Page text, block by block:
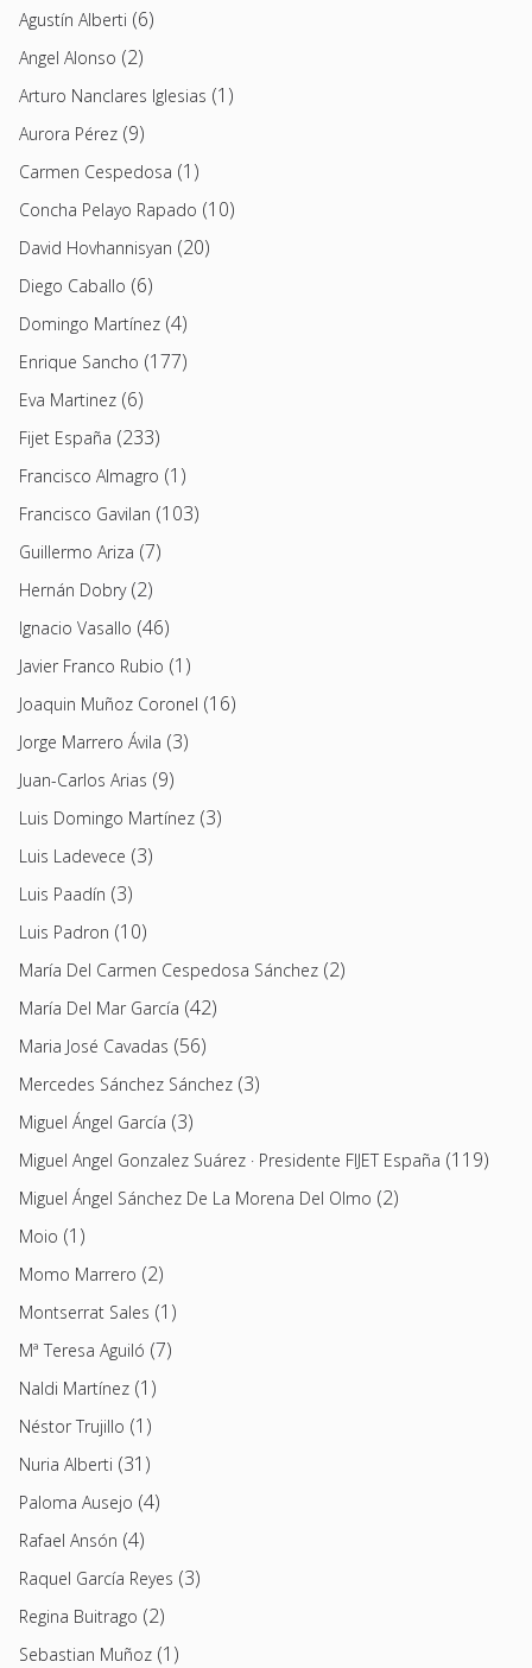
Agustín Alberti (6)
Angel Alonso (2)
Arturo Nanclares Iglesias (1)
Aurora Pérez (9)
Carmen Cespedosa (1)
Concha Pelayo Rapado (10)
David Hovhannisyan (20)
Diego Caballo (6)
Domingo Martínez (4)
Enrique Sancho (177)
Eva Martinez (6)
Fijet España (233)
Francisco Almagro (1)
Francisco Gavilan (103)
Guillermo Ariza (7)
Hernán Dobry(2)
Ignacio Vasallo (46)
Javier Franco Rubio (1)
Joaquin Muñoz Coronel (16)
Jorge Marrero Ávila (3)
Juan-Carlos Arias (9)
Luis Domingo Martínez (3)
Luis Ladevece (3)
Luis Paadín (3)
Luis Padron (10)
María Del Carmen Cespedosa Sánchez (2)
María Del Mar García (42)
Maria José Cavadas (56)
Mercedes Sánchez Sánchez (3)
Miguel Ángel García (3)
Miguel Angel Gonzalez Suárez · Presidente FIJET España (119)
Miguel Ángel Sánchez De La Morena Del Olmo (2)
Moio (1)
Momo Marrero (2)
Montserrat Sales (1)
Mª Teresa Aguiló (7)
Naldi Martínez (1)
Néstor Trujillo (1)
Nuria Alberti (31)
Paloma Ausejo (4)
Rafael Ansón (4)
Raquel García Reyes (3)
Regina Buitrago (2)
Sebastian Muñoz (1)